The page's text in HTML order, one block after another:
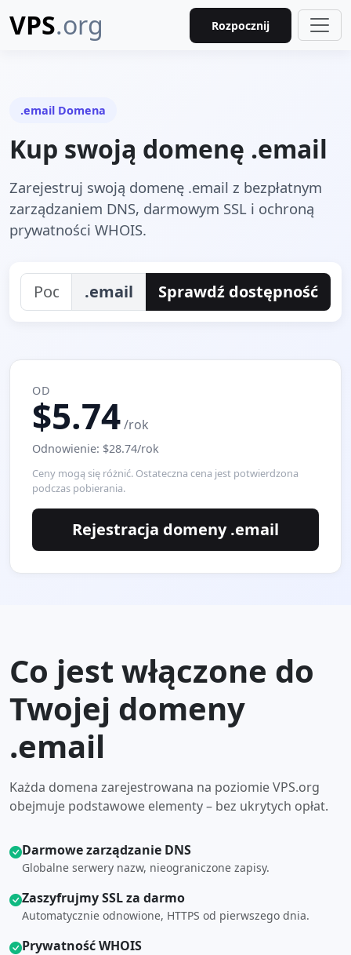
VPS.org Rozpocznij
.email Domena
Kup swoją domenę .email
Zarejestruj swoją domenę .email z bezpłatnym
zarządzaniem DNS, darmowym SSL i ochroną
prywatności WHOIS.
.email Sprawdź dostępność
OD
$5.74/rok
Odnowienie: $28.74/rok
Ceny mogą się różnić. Ostateczna cena jest potwierdzona
podczas pobierania.
Rejestracja domeny .email
Co jest włączone do
Twojej domeny
.email
Każda domena zarejestrowana na poziomie VPS.org
obejmuje podstawowe elementy – bez ukrytych opłat.
Darmowe zarządzanie DNS
Globalne serwery nazw, nieograniczone zapisy.
Zaszyfrujmy SSL za darmo
Automatycznie odnowione, HTTPS od pierwszego dnia.
Prywatność WHOIS